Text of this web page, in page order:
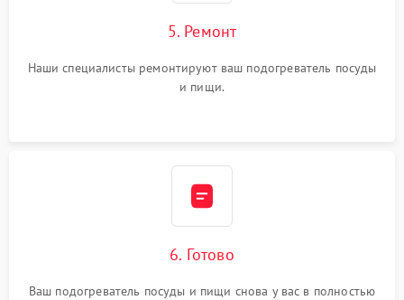
5. Ремонт
Наши специалисты ремонтируют ваш подогреватель посуды
и пищи.
6. Готово
Ваш подогреватель посуды и пищи снова у вас в полностью